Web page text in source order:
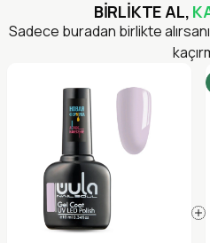
BİRLİKTE AL,
Sadece buradan birlikte